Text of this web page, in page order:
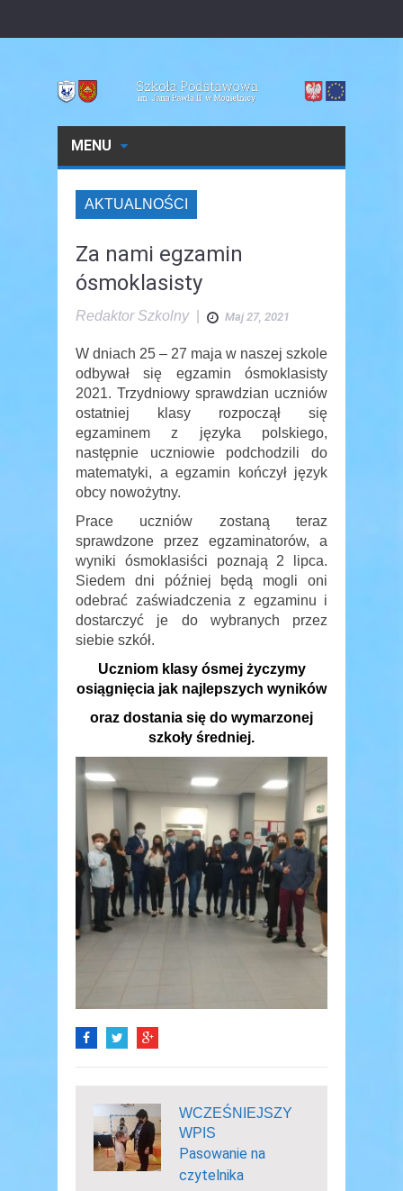
MENU
AKTUALNOŚCI
Za nami egzamin
ósmoklasisty
Redaktor Szkolny| Maj 27, 2021
W dniach 25 – 27 maja w naszej szkole
odbywał się egzamin ósmoklasisty
2021. Trzydniowy sprawdzian uczniów
ostatniej klasy rozpoczął się
egzaminem z języka polskiego,
następnie uczniowie podchodzili do
matematyki, a egzamin kończył język
obcy nowożytny.
Prace uczniów zostaną teraz
sprawdzone przez egzaminatorów, a
wyniki ósmoklasiści poznają 2 lipca.
Siedem dni później będą mogli oni
odebrać zaświadczenia z egzaminu i
dostarczyć je do wybranych przez
siebie szkół.
Uczniom klasy ósmej życzymy
osiągnięcia jak najlepszych wyników
oraz dostania się do wymarzonej
szkoły średniej.
WCZEŚNIEJSZY
WPIS
Pasowanie na
czytelnika